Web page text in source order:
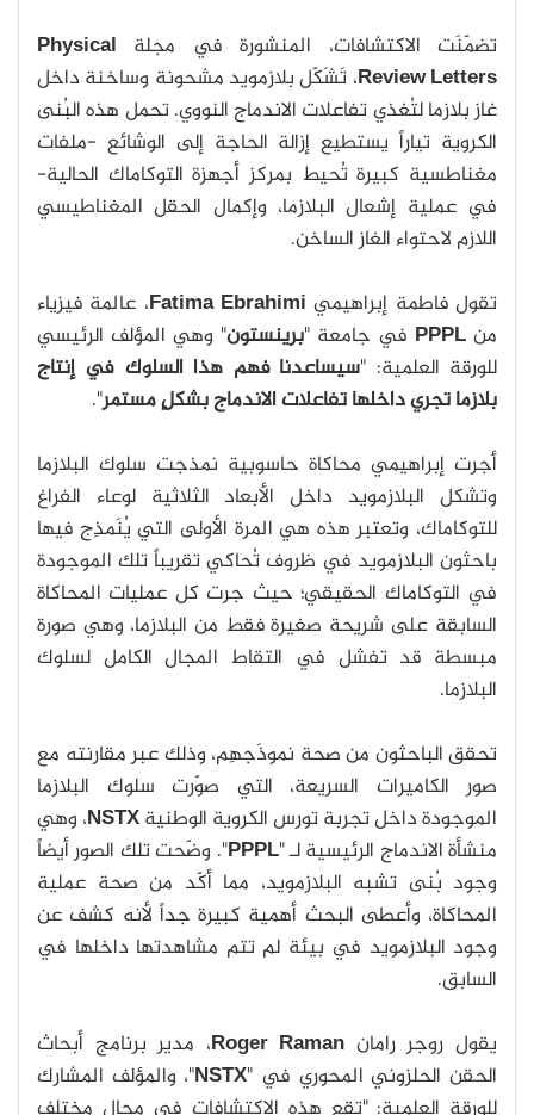
تضمّنَت الاكتشافات، المنشورة في مجلة Physical
Review Letters، تَشَكّل بلازمويد مشحونة وساخنة داخل
غاز بلازما لتُغذي تفاعلات الاندماج النووي. تحمل هذه البُنى
الكروية تياراً يستطيع إزالة الحاجة إلى الوشائع -ملفات
مغناطسية كبيرة تُحيط بمركز أجهزة التوكاماك الحالية-
في عملية إشعال البلازما، وإكمال الحقل المغناطيسي
اللازم لاحتواء الغاز الساخن.
تقول فاطمة إبراهيمي Fatima Ebrahimi، عالمة فيزياء
من PPPL في جامعة "برينستون" وهي المؤلف الرئيسي
للورقة العلمية: "سيساعدنا فهم هذا السلوك في إنتاج
بلازما تجري داخلها تفاعلات الاندماج بشكلٍ مستمر".
أجرت إبراهيمي محاكاة حاسوبية نمذجت سلوك البلازما
وتشكل البلازمويد داخل الأبعاد الثلاثية لوعاء الفراغ
للتوكاماك، وتعتبر هذه هي المرة الأولى التي يُنَمذِج فيها
باحثون البلازمويد في ظروف تُحاكي تقريباً تلك الموجودة
في التوكاماك الحقيقي؛ حيث جرت كل عمليات المحاكاة
السابقة على شريحة صغيرة فقط من البلازما، وهي صورة
مبسطة قد تفشل في التقاط المجال الكامل لسلوك
البلازما.
تحقق الباحثون من صحة نموذَجهِم، وذلك عبر مقارنته مع
صور الكاميرات السريعة، التي صوّرت سلوك البلازما
الموجودة داخل تجربة تورس الكروية الوطنيةNSTX، وهي
منشأة الاندماج الرئيسية لـ "PPPL". وضّحت تلك الصور أيضاً
وجود بُنى تشبه البلازمويد، مما أكّد من صحة عملية
المحاكاة، وأعطى البحث أهمية كبيرة جداً لأنه كشف عن
وجود البلازمويد في بيئة لم تتم مشاهدتها داخلها في
السابق.
يقول روجر رامان Roger Raman، مدير برنامج أبحاث
الحقن الحلزوني المحوري في "NSTX"، والمؤلف المشارك